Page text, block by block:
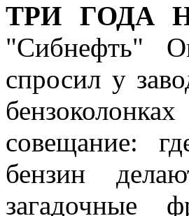
ТРИ ГОДА
"Сибнефть"
спросил у
совещание:
бензин
загадочные